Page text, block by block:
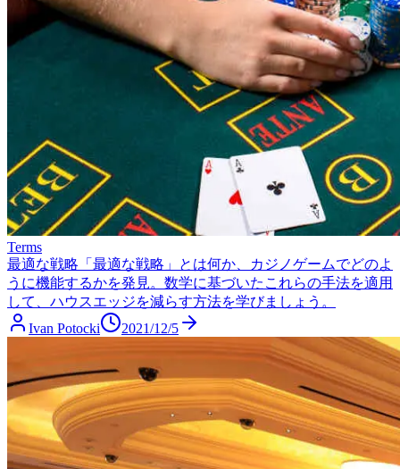
Terms
最適な戦略 「最適な戦略」とは何か、カジノゲームでどのよ
うに機能するかを発見。数学に基づいたこれらの手法を適用
して、ハウスエッジを減らす方法を学びましょう。
Ivan Potocki
2021/12/5